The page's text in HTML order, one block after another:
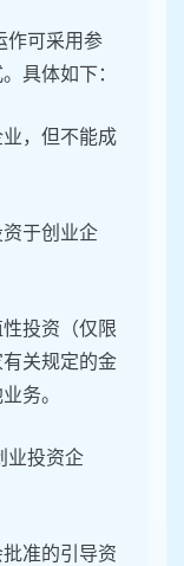
作可采用参
具体如下：
业，但不能成
资于创业企
性投资（仅限
关规定的金
务。
业投资企
批准的引导资